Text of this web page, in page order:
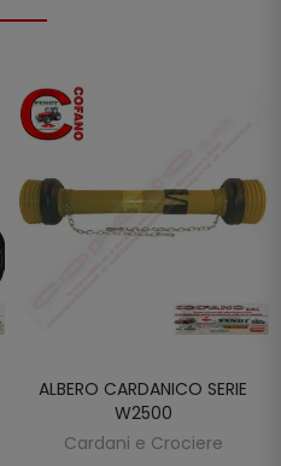
AGGIUNGI AL CARRELLO
ALBERO CARDANICO SERIE
W2500
Cardani e Crociere